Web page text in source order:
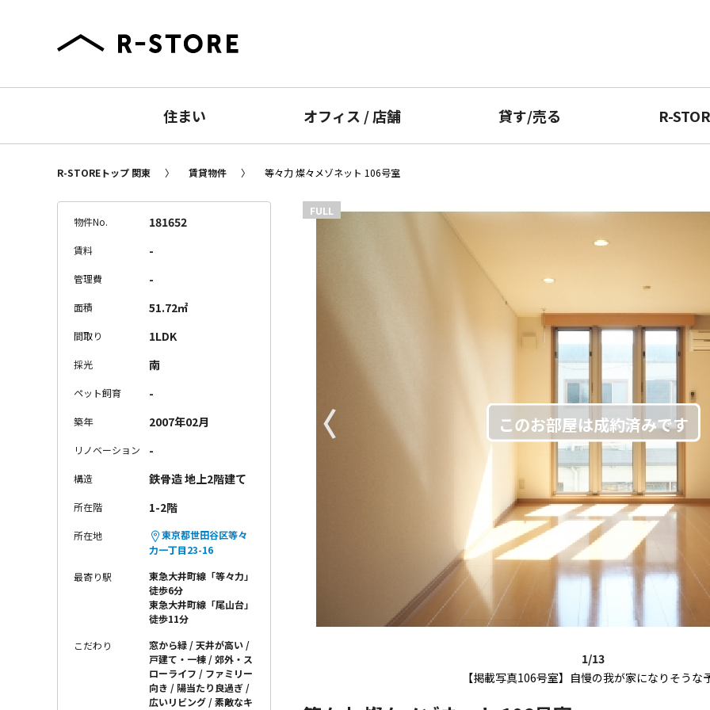
住まい オフィス /店舗 貸す/売る R-
R-STOREトップ 関東 賃貸物件 等々力 燦々メゾネット 106号室
1/13
【掲載写真106号室】自慢の我が家になりそうな
〈
FULL
物件No. 181652
賃料 -
管理費 -
面積 51.72㎡
間取り 1LDK
採光 南
ペット飼育 -
築年 2007年02月
リノベーション -
構造 鉄骨造 地上2階建て
所在階 1-2階
所在地
東京都世田谷区等々
力一丁目23-16
最寄り駅
東急大井町線「等々力」
徒歩6分
東急大井町線「尾山台」
徒歩11分
こだわり 窓から緑
天井が高い
戸建て・一棟
郊外・ス
ローライフ
ファミリー
向き
陽当たり良過ぎ
広いリビング
素敵なキ